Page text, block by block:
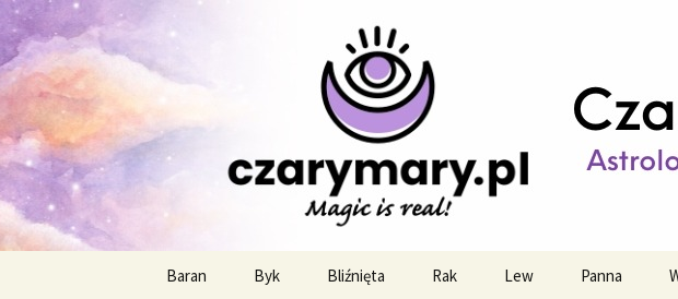
CzaroMarowy
miesięczny i
Profesjonalne przepowiednie astrologiczne
Baran Byk Bliźnięta Rak Lew Panna